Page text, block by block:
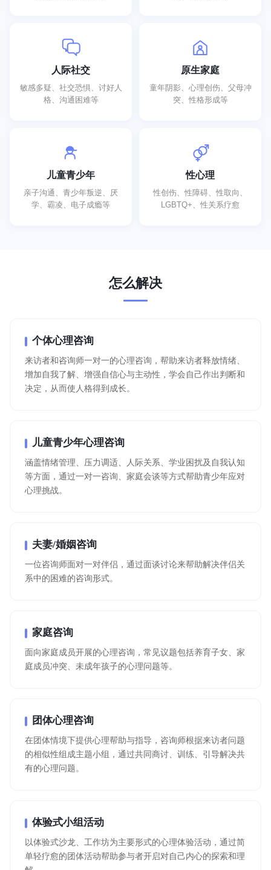
人际社交
敏感多疑、社交恐惧、讨好人
格、沟通困难等
原生家庭
童年阴影、心理创伤、父母冲
突、性格形成等
儿童青少年
亲子沟通、青少年叛逆、厌
学、霸凌、电子成瘾等
性心理
性创伤、性障碍、性取向、
LGBTQ+、性关系疗愈
怎么解决
个体心理咨询
来访者和咨询师一对一的心理咨询，帮助来访者释放情绪、
增加自我了解、增强自信心与主动性，学会自己作出判断和
决定，从而使人格得到成长。
儿童青少年心理咨询
涵盖情绪管理、压力调适、人际关系、学业困扰及自我认知
等方面，通过一对一咨询、家庭会谈等方式帮助青少年应对
心理挑战。
夫妻/婚姻咨询
一位咨询师面对一对伴侣，通过面谈讨论来帮助解决伴侣关
系中的困难的咨询形式。
家庭咨询
面向家庭成员开展的心理咨询，常见议题包括养育子女、家
庭成员冲突、未成年孩子的心理问题等。
团体心理咨询
在团体情境下提供心理帮助与指导，咨询师根据来访者问题
的相似性组成主题小组，通过共同商讨、训练、引导解决共
有的心理问题。
体验式小组活动
以体验式沙龙、工作坊为主要形式的心理体验活动，通过简
单轻疗愈的团体活动帮助参与者开启对自己内心的探索和理